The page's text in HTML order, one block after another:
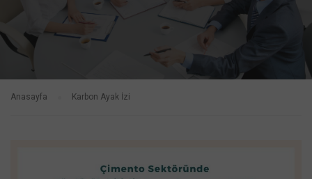
Anasayfa Karbon Ayak İzi